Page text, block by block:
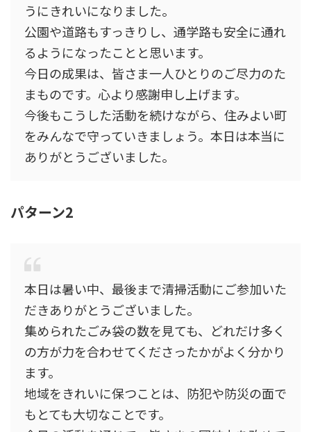
うにきれいになりました。
公園や道路もすっきりし、通学路も安全に通れ
るようになったことと思います。
今日の成果は、皆さま一人ひとりのご尽力のた
まものです。心より感謝申し上げます。
今後もこうした活動を続けながら、住みよい町
をみんなで守っていきましょう。本日は本当に
ありがとうございました。
パターン2
本日は暑い中、最後まで清掃活動にご参加いた
だきありがとうございました。
集められたごみ袋の数を見ても、どれだけ多く
の方が力を合わせてくださったかがよく分かり
ます。
地域をきれいに保つことは、防犯や防災の面で
もとても大切なことです。